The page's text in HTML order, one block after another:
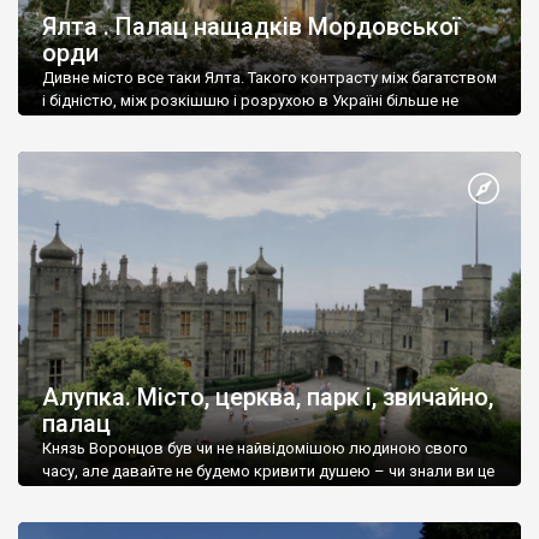
Ялта . Палац нащадків Мордовської
орди
Дивне місто все таки Ялта. Такого контрасту між багатством
і бідністю, між розкішшю і розрухою в Україні більше не
Алупка. Місто, церква, парк і, звичайно,
палац
Князь Воронцов був чи не найвідомішою людиною свого
часу, але давайте не будемо кривити душею – чи знали ви це